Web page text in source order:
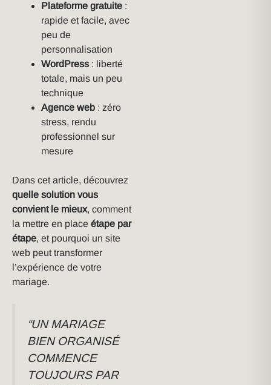
Plateforme gratuite :
rapide et facile, avec
peu de
personnalisation
WordPress : liberté
totale, mais un peu
technique
Agence web : zéro
stress, rendu
professionnel sur
mesure
Dans cet article, découvrez
quelle solution vous
convient le mieux, comment
la mettre en place étape par
étape, et pourquoi un site
web peut transformer
l’expérience de votre
mariage.
“UN MARIAGE
BIEN ORGANISÉ
COMMENCE
TOUJOURS PAR